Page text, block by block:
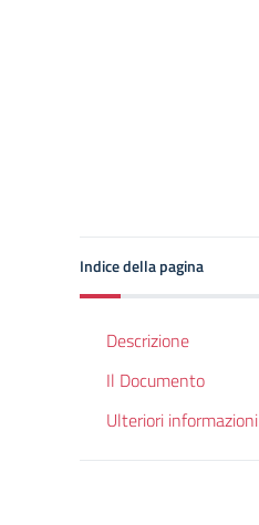
Indice della pagina
Descrizione
Il Documento
Ulteriori informazioni